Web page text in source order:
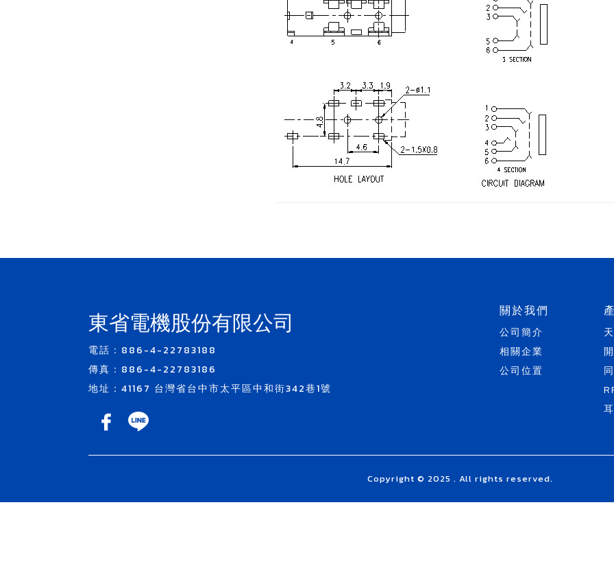
東省電機股份有限公司
電話：886-4-22783188
傳真：886-4-22783186
地址：41167 台灣省台中市太平區中和街342巷1號
關於我們
公司簡介
相關企業
公司位置
Copyright © 2025 . All rights reserved.